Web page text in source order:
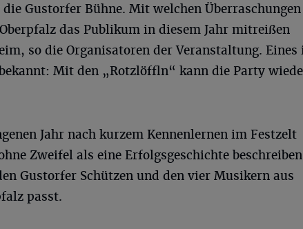
Gustorfer Bühne. Mit welchen
das Publikum in diesem Jahr mitreißen
so die Organisatoren der Veranstaltung. Eines
Mit den „Rotzlöffln“ kann die Party
Jahr nach kurzem Kennenlernen im Festzelt
Zweifel als eine Erfolgsgeschichte
Gustorfer Schützen und den vier Musikern aus
passt.